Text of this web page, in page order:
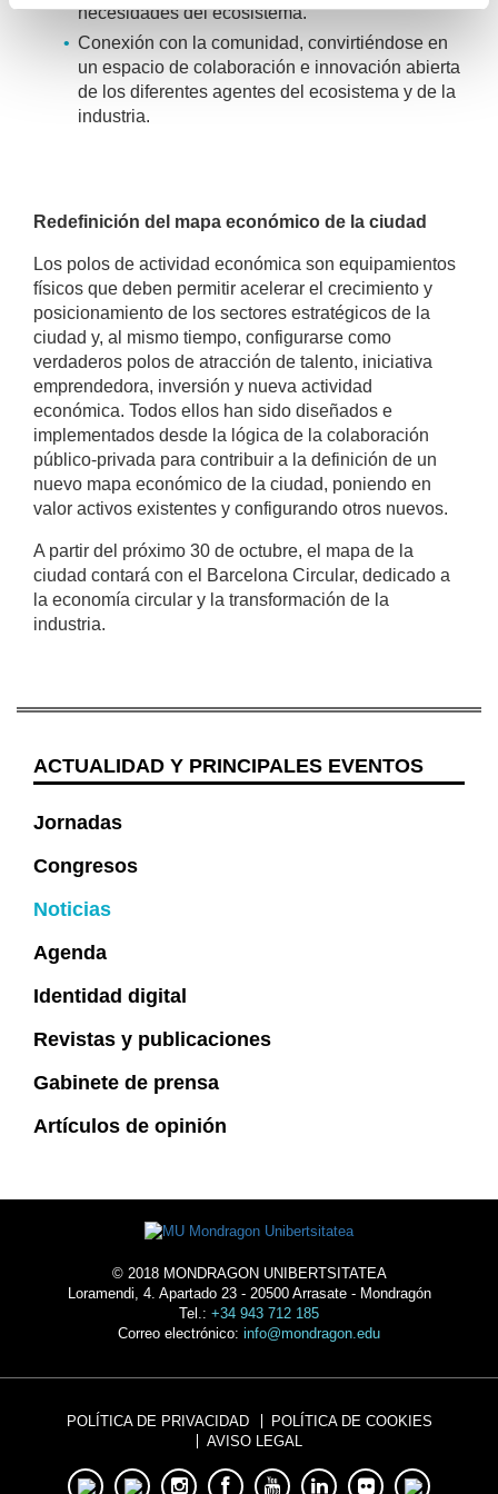
necesidades del ecosistema.
Conexión con la comunidad, convirtiéndose en
un espacio de colaboración e innovación abierta
de los diferentes agentes del ecosistema y de la
industria.
Redefinición del mapa económico de la ciudad
Los polos de actividad económica son equipamientos
físicos que deben permitir acelerar el crecimiento y
posicionamiento de los sectores estratégicos de la
ciudad y, al mismo tiempo, configurarse como
verdaderos polos de atracción de talento, iniciativa
emprendedora, inversión y nueva actividad
económica. Todos ellos han sido diseñados e
implementados desde la lógica de la colaboración
público-privada para contribuir a la definición de un
nuevo mapa económico de la ciudad, poniendo en
valor activos existentes y configurando otros nuevos.
A partir del próximo 30 de octubre, el mapa de la
ciudad contará con el Barcelona Circular, dedicado a
la economía circular y la transformación de la
industria.
ACTUALIDAD Y PRINCIPALES EVENTOS
Jornadas
Congresos
Noticias
Agenda
Identidad digital
Revistas y publicaciones
Gabinete de prensa
Artículos de opinión
© 2018 MONDRAGON UNIBERTSITATEA
Loramendi, 4. Apartado 23 - 20500 Arrasate - Mondragón
Tel.: +34 943 712 185
Correo electrónico: info@mondragon.edu
POLÍTICA DE PRIVACIDAD
POLÍTICA DE COOKIES
AVISO LEGAL